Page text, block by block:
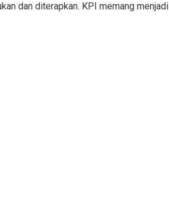
dan diterapkan. KPI memang